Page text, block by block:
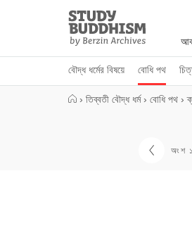
Study
Buddhism
Home
বৌদ্ধ ধর্মের বিষয়ে বোধি পথ
› তিব্বতী বৌদ্ধ ধর্ম › বোধি পথ ›
অংশ ১